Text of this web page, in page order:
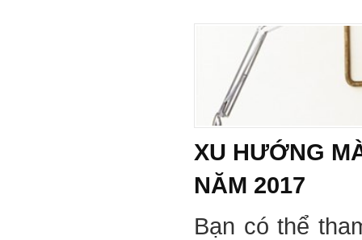
XU HƯỚNG
NĂM 2017
Bạn có thể